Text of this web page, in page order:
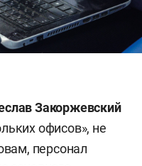
Закоржевский
офисов», не
персонал